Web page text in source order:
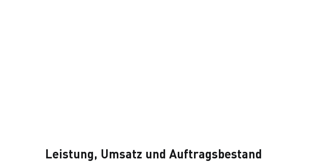
Leistung, Umsatz und Auftragsbestand